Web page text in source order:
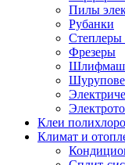
Пилы
Рубанки
Степлеры
Фрезеры
Клеи
Климат и